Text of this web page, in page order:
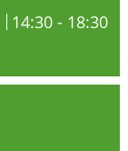
14:30 - 18:30